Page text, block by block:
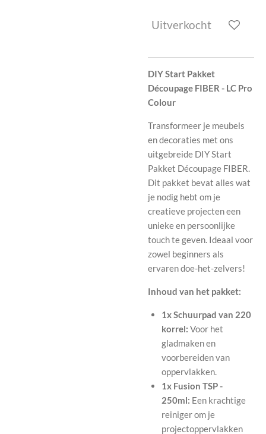
Uitverkocht
DIY Start Pakket
Découpage FIBER - LC Pro
Colour
Transformeer je meubels
en decoraties met ons
uitgebreide DIY Start
Pakket Découpage FIBER.
Dit pakket bevat alles wat
je nodig hebt om je
creatieve projecten een
unieke en persoonlijke
touch te geven. Ideaal voor
zowel beginners als
ervaren doe-het-zelvers!
Inhoud van het pakket:
1x Schuurpad van 220
korrel: Voor het
gladmaken en
voorbereiden van
oppervlakken.
1x Fusion TSP -
250ml: Een krachtige
reiniger om je
projectoppervlakken